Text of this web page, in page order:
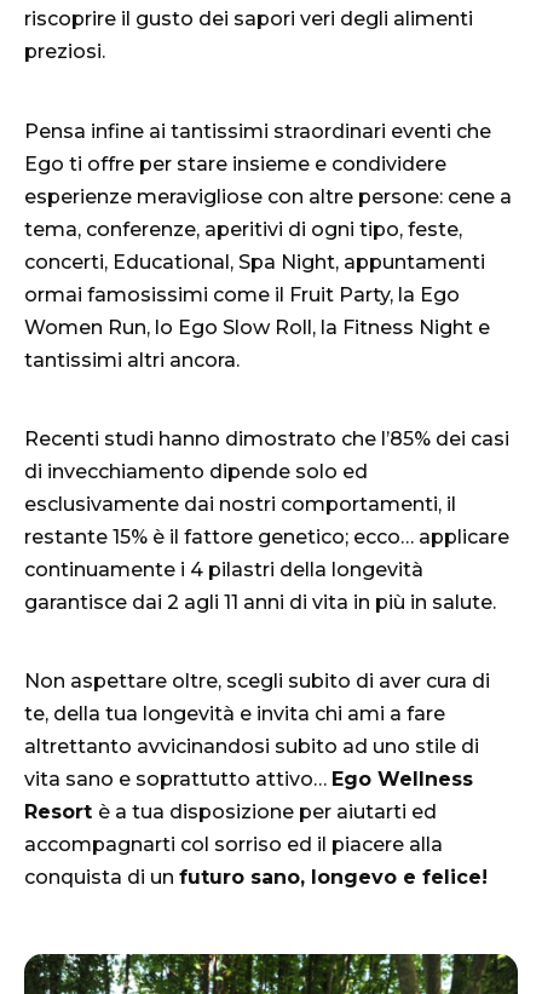
riscoprire il gusto dei sapori veri degli alimenti
preziosi.
Pensa infine ai tantissimi straordinari eventi che
Ego ti offre per stare insieme e condividere
esperienze meravigliose con altre persone: cene a
tema, conferenze, aperitivi di ogni tipo, feste,
concerti, Educational, Spa Night, appuntamenti
ormai famosissimi come il Fruit Party, la Ego
Women Run, lo Ego Slow Roll, la Fitness Night e
tantissimi altri ancora.
Recenti studi hanno dimostrato che l’85% dei casi
di invecchiamento dipende solo ed
esclusivamente dai nostri comportamenti, il
restante 15% è il fattore genetico; ecco… applicare
continuamente i 4 pilastri della longevità
garantisce dai 2 agli 11 anni di vita in più in salute.
Non aspettare oltre, scegli subito di aver cura di
te, della tua longevità e invita chi ami a fare
altrettanto avvicinandosi subito ad uno stile di
vita sano e soprattutto attivo… Ego Wellness
Resort è a tua disposizione per aiutarti ed
accompagnarti col sorriso ed il piacere alla
conquista di un futuro sano, longevo e felice!